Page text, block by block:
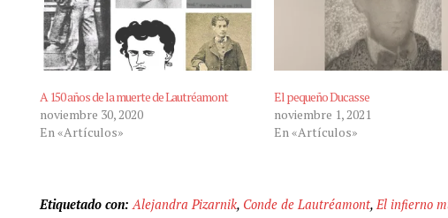
A 150 años de la muerte de Lautréamont
noviembre 30, 2020
En «Artículos»
El pequeño Ducasse
noviembre 1, 2021
En «Artículos»
Etiquetado con: Alejandra Pizarnik, Conde de Lautréamont, El infierno